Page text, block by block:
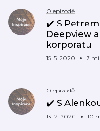
O epizodě
✔️ S
Deepview
korporatu
15. 5. 2020 7
O epizodě
✔️ S
13. 2. 2020 10